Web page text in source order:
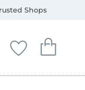
Shops
connecter
à votre
Mes favoris
Vous avez
Mon
Vous avez